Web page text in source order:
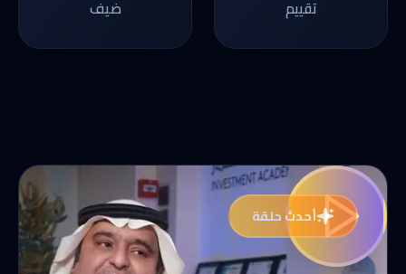
تقييم ضيف
أحدث حلقة